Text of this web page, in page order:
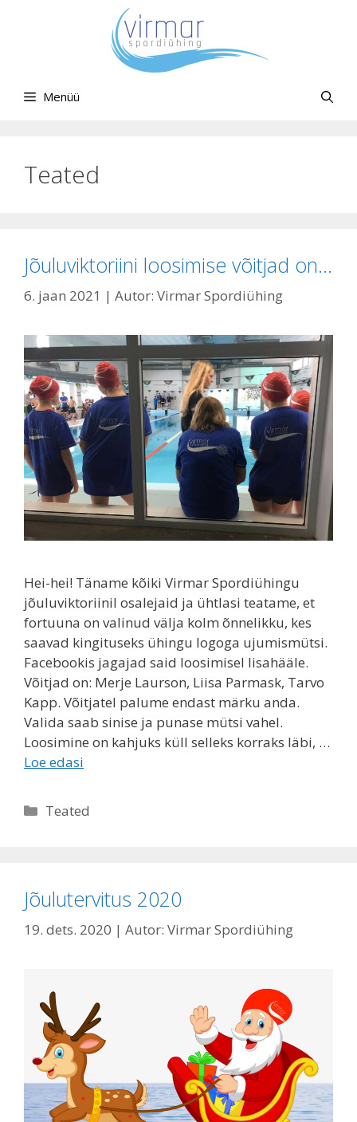
Menüü
Teated
Jõuluviktoriini loosimise võitjad on…
6. jaan 2021 | Autor: Virmar Spordiühing
Hei-hei! Täname kõiki Virmar Spordiühingu
jõuluviktoriinil osalejaid ja ühtlasi teatame, et
fortuuna on valinud välja kolm õnnelikku, kes
saavad kingituseks ühingu logoga ujumismütsi.
Facebookis jagajad said loosimisel lisahääle.
Võitjad on: Merje Laurson, Liisa Parmask, Tarvo
Kapp. Võitjatel palume endast märku anda.
Valida saab sinise ja punase mütsi vahel.
Loosimine on kahjuks küll selleks korraks läbi, …
Loe edasi
Rubriigid
Teated
Jõulutervitus 2020
19. dets. 2020 | Autor: Virmar Spordiühing